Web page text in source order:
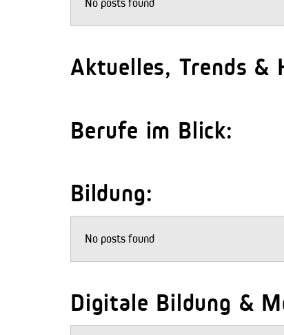
No posts found
Aktuelles, Trends &
Berufe im Blick:
Bildung:
No posts found
Digitale Bildung &